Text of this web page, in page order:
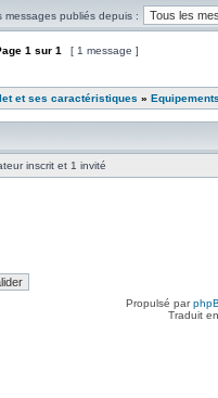
messages publiés depuis :
1 sur 1 [ 1 message ]
et ses caractéristiques »
inscrit et 1 invité
Propulsé par
Traduit